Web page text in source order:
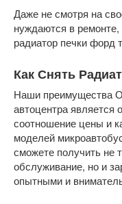
Даже не смотря на
нуждаются в ремонте,
радиатор печки форд
Как Снять
Наши преимущества
автоцентра является
соотношение цены и
моделей
сможете получить не
обслуживание, но и
опытными и